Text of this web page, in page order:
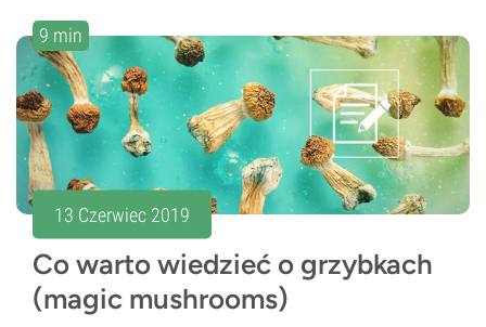
9 min
13 Czerwiec 2019
Co warto wiedzieć o grzybkach
(magic mushrooms)